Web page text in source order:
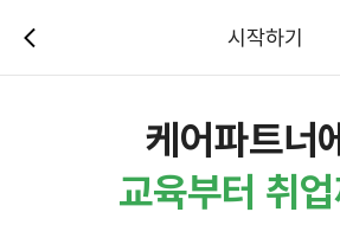
시작하기
케어파트너
교육부터 취